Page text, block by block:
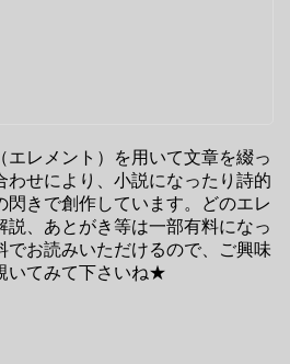
エレメント）を用いて文章を綴っ
わせにより、小説になったり詩的
閃きで創作しています。どのエレ
説、あとがき等は一部有料になっ
でお読みいただけるので、ご興味
いてみて下さいね★